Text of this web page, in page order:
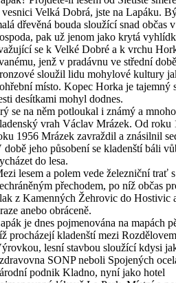
Velká Dobrá, jste na Lapáku.
dřevěná bouda sloužící snad občas
pak už jenom jako krytá
se k Velké Dobré a k vrchu
jenž v pradávnu ve střední době
sloužil lidu mohylové kultury
místo. Kopec Horka je tajemný
desítkami mohyl dodnes.
se na něm potloukal i známý a
vrah Václav Mrázek. Od roku
1956 Mrázek zavraždil a znásilnil
době jeho působení se kladenští báli
do lesa.
lesem a polem vede železniční trať s
přechodem, po níž občas
z Kamenných Žehrovic do Hostivic
anebo obráceně.
je dnes pojmenována na mapách
procházejí kladenští mezi
lesní stavbou sloužící kdysi
SONP neboli Spojených
podnik Kladno, nyní jako hotel